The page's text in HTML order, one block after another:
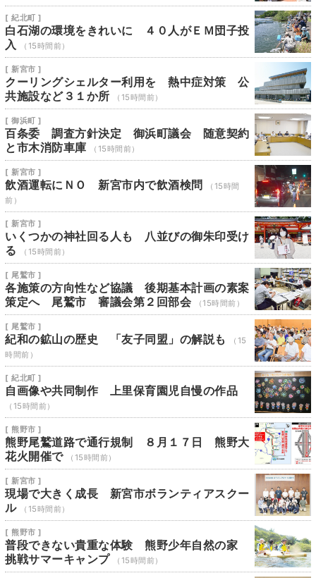
[ 紀北町 ]
白石湖の環境をきれいに ４０人がＥＭ団子投
入
（15時間前）
[ 新宮市 ]
クーリングシェルター利用を 熱中症対策 公
共施設など３１か所
（15時間前）
[ 御浜町 ]
百条委 調査方針決定 御浜町議会 随意契約
と市木消防車庫
（15時間前）
[ 新宮市 ]
飲酒運転にＮＯ 新宮市内で飲酒検問
（15時間
前）
[ 新宮市 ]
いくつかの神社回る人も 八並びの御朱印受け
る
（15時間前）
[ 尾鷲市 ]
各施策の方向性など協議 後期基本計画の素案
策定へ 尾鷲市 審議会第２回部会
（15時間前）
[ 尾鷲市 ]
紀和の鉱山の歴史 「友子同盟」の解説も
（15
時間前）
[ 紀北町 ]
自画像や共同制作 上里保育園児自慢の作品
（15時間前）
[ 熊野市 ]
熊野尾鷲道路で通行規制 ８月１７日 熊野大
花火開催で
（15時間前）
[ 新宮市 ]
現場で大きく成長 新宮市ボランティアスクー
ル
（15時間前）
[ 熊野市 ]
普段できない貴重な体験 熊野少年自然の家
挑戦サマーキャンプ
（15時間前）